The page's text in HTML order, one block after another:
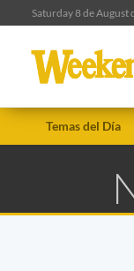
Saturday 8 de August
Temas del Día